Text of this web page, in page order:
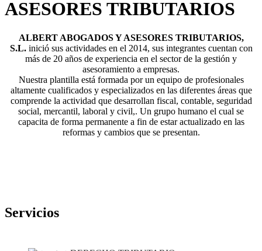
ASESORES TRIBUTARIOS
ALBERT ABOGADOS Y ASESORES TRIBUTARIOS,
S.L. inició sus actividades en el 2014, sus integrantes cuentan con
más de 20 años de experiencia en el sector de la gestión y
asesoramiento a empresas.
Nuestra plantilla está formada por un equipo de profesionales
altamente cualificados y especializados en las diferentes áreas que
comprende la actividad que desarrollan fiscal, contable, seguridad
social, mercantil, laboral y civil,. Un grupo humano el cual se
capacita de forma permanente a fin de estar actualizado en las
reformas y cambios que se presentan.
Servicios